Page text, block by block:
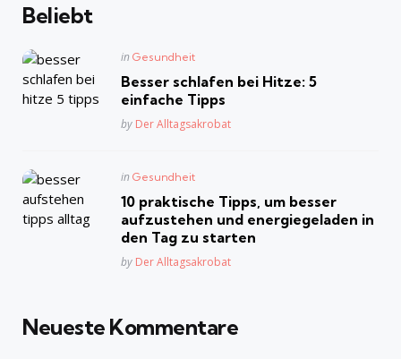
Beliebt
Posted
in Gesundheit
Besser schlafen bei Hitze: 5
einfache Tipps
Posted
by Der Alltagsakrobat
Posted
in Gesundheit
10 praktische Tipps, um besser
aufzustehen und energiegeladen in
den Tag zu starten
Posted
by Der Alltagsakrobat
Neueste Kommentare